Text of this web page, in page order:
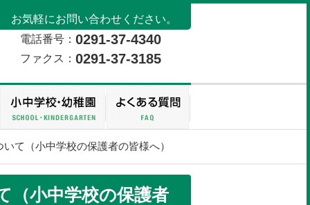
お気軽にお問い合わせください。
電話番号： 0291-37-4340
ファクス： 0291-37-3185
教育委員会事務局
て（小中学校の保護者の皆様へ）
（小中学校の保護者